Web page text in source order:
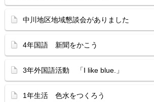
中川地区地域懇談会がありました
4年国語 新聞をかこう
3年外国語活動 「I like blue.」
1年生活 色水をつくろう